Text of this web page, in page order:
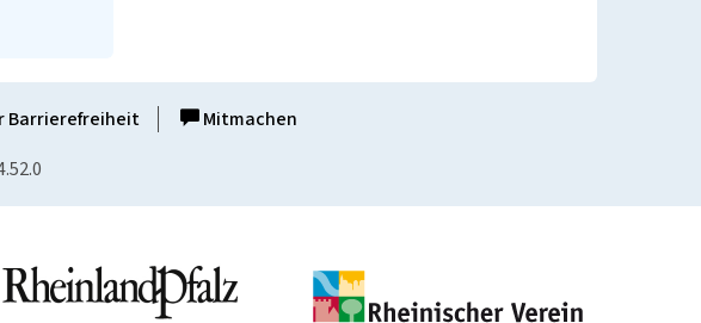
Barrierefreiheit
Mitmachen